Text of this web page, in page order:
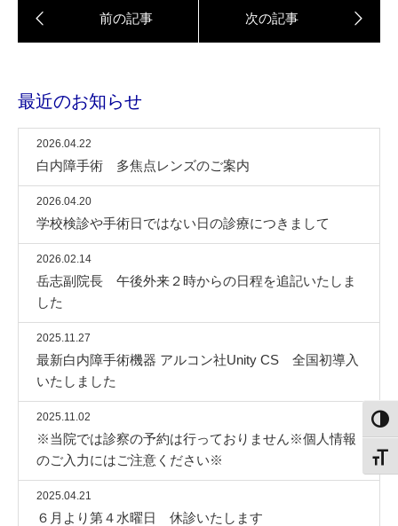
白黒
文字
最近のお知らせ
2026.04.22
白内障手術 多焦点レンズのご案内
2026.04.20
学校検診や手術日ではない日の診療につきまして
2026.02.14
岳志副院長 午後外来２時からの日程を追記いたしま
した
2025.11.27
最新白内障手術機器 アルコン社Unity CS 全国初導入
いたしました
2025.11.02
※当院では診察の予約は行っておりません※個人情報
のご入力にはご注意ください※
2025.04.21
６月より第４水曜日 休診いたします